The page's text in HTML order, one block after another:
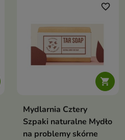

favorite_border
Mydlarnia Cztery
Szpaki naturalne Mydło
na problemy skórne